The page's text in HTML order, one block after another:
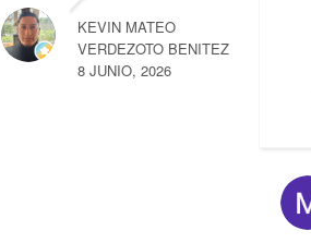
KEVIN MATEO
VERDEZOTO BENITEZ
8 JUNIO, 2026